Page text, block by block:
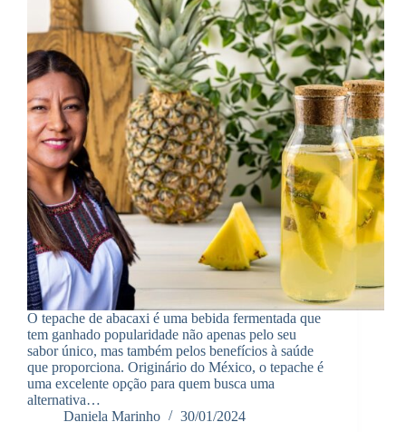
O tepache de abacaxi é uma bebida fermentada que
tem ganhado popularidade não apenas pelo seu
sabor único, mas também pelos benefícios à saúde
que proporciona. Originário do México, o tepache é
uma excelente opção para quem busca uma
alternativa…
Daniela Marinho
30/01/2024